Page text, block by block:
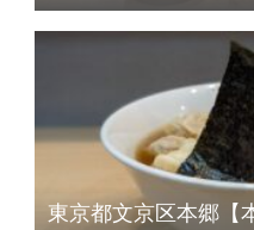
東京都文京区本郷【